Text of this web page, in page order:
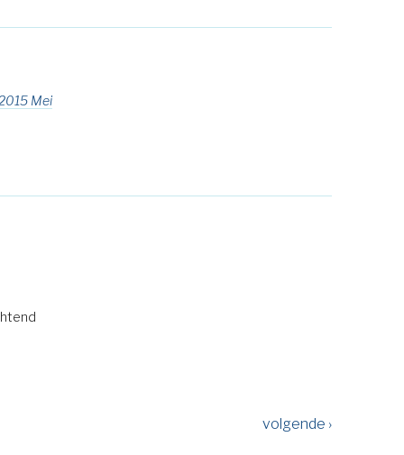
Mei
volgende ›